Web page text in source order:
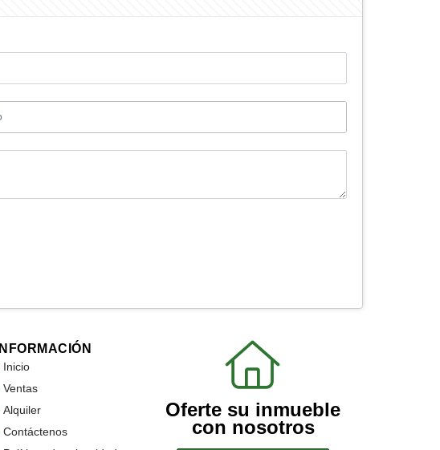
INFORMACIÓN
Inicio
Ventas
Alquiler
Contáctenos
Oferte su inmueble
con nosotros